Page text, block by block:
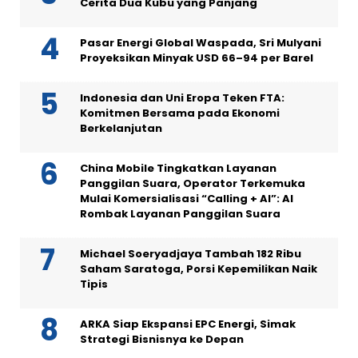
Cerita Dua Kubu yang Panjang
Pasar Energi Global Waspada, Sri Mulyani
Proyeksikan Minyak USD 66–94 per Barel
Indonesia dan Uni Eropa Teken FTA:
Komitmen Bersama pada Ekonomi
Berkelanjutan
China Mobile Tingkatkan Layanan
Panggilan Suara, Operator Terkemuka
Mulai Komersialisasi “Calling + AI”: AI
Rombak Layanan Panggilan Suara
Michael Soeryadjaya Tambah 182 Ribu
Saham Saratoga, Porsi Kepemilikan Naik
Tipis
ARKA Siap Ekspansi EPC Energi, Simak
Strategi Bisnisnya ke Depan